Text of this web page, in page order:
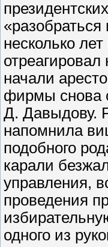
несколько
отреагировал
начали
фирмы снова
Д. Давыдову.
напомнила
подобного
карали
управления,
проведения
одного из